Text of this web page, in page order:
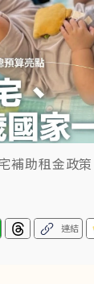
想增加董事人
特展第2檔！
至晚上7時
圖利渡假村！
中颱白海豚雨
補助租金政
連結